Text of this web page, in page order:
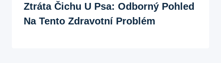
Ztráta Čichu U Psa: Odborný Pohled
Na Tento Zdravotní Problém